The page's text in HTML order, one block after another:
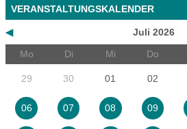
VERANSTALTUNGSKALENDER
◀
Juli 2026
Mo
Di Mi Do
29 30 01 02
06 07 08 09